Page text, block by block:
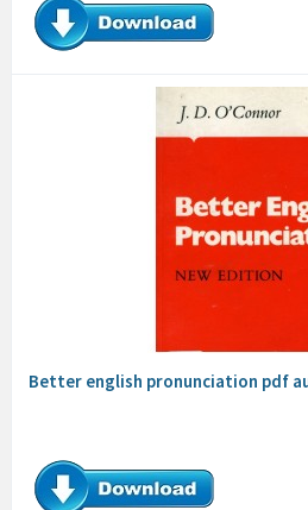
Better english pronunciation pdf